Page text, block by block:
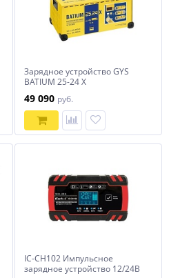
Зарядное устройство GYS
BATIUM 25-24 Х
49 090 руб.
IC-CH102 Импульсное
зарядное устройство 12/24В